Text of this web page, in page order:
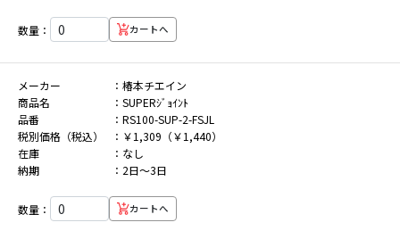
数量： カートへ
メーカー
椿本チエイン
商品名
SUPERｼﾞｮｲﾝﾄ
品番
RS100-SUP-2-FSJL
税別価格（税込）
￥1,309（￥1,440）
在庫
なし
納期
2日～3日
数量： カートへ